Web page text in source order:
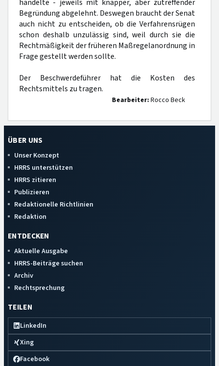
handelte - jeweils mit knapper, aber zutreffender
Begründung abgelehnt. Deswegen braucht der Senat
auch nicht zu entscheiden, ob die Verfahrensrügen
schon deshalb unzulässig sind, weil durch sie die
Rechtmäßigkeit der früheren Maßregelanordnung in
Frage gestellt werden sollte.
Der Beschwerdeführer hat die Kosten des
Rechtsmittels zu tragen.
Bearbeiter: Rocco Beck
ÜBER UNS
Unser Konzept
HRRS unterstützen
HRRS zitieren
Publizieren
Redaktionelle Richtlinien
Redaktion
ENTDECKEN
Aktuelle Ausgabe
HRRS-Beiträge suchen
Archiv
Rechtsprechung
TEILEN
LinkedIn
Xing
Facebook